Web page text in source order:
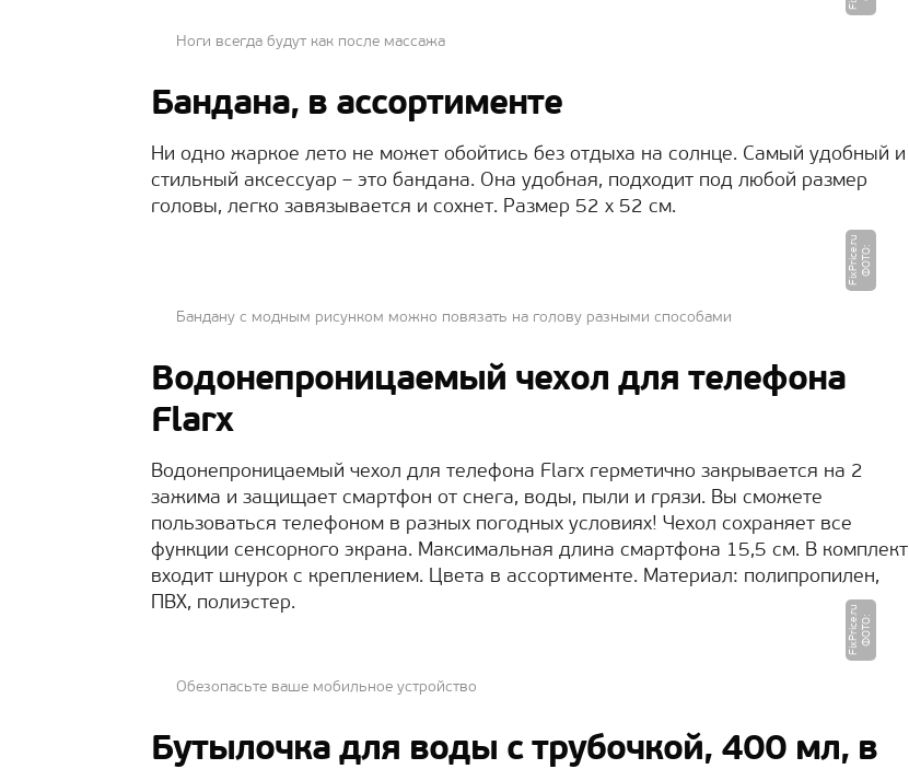
Ноги всегда будут как после массажа
Бандана, в ассортименте
Ни одно жаркое лето не может обойтись без отдыха на солнце. Самый удобный и
стильный аксессуар – это бандана. Она удобная, подходит под любой размер
головы, легко завязывается и сохнет. Размер 52 х 52 см.
Ф
О
Т
О
:
Fi
x
P
ri
c
e.
r
u
Бандану с модным рисунком можно повязать на голову разными способами
Водонепроницаемый чехол для телефона
Flarx
Водонепроницаемый чехол для телефона Flarx герметично закрывается на 2
зажима и защищает смартфон от снега, воды, пыли и грязи. Вы сможете
пользоваться телефоном в разных погодных условиях! Чехол сохраняет все
функции сенсорного экрана. Максимальная длина смартфона 15,5 см. В комплект
входит шнурок с креплением. Цвета в ассортименте. Материал: полипропилен,
ПВХ, полиэстер.
Ф
О
Т
О
:
Fi
x
P
ri
c
e.
r
u
Обезопасьте ваше мобильное устройство
Бутылочка для воды с трубочкой, 400 мл, в